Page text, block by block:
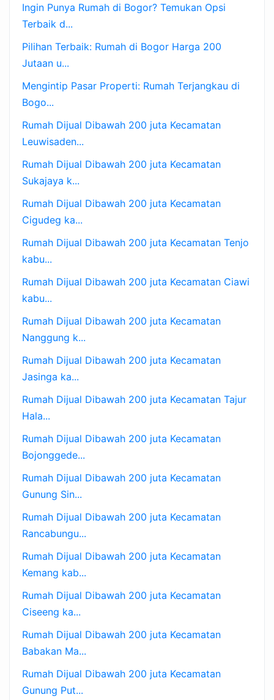
Ingin Punya Rumah di Bogor? Temukan Opsi
Terbaik d...
Pilihan Terbaik: Rumah di Bogor Harga 200
Jutaan u...
Mengintip Pasar Properti: Rumah Terjangkau di
Bogo...
Rumah Dijual Dibawah 200 juta Kecamatan
Leuwisaden...
Rumah Dijual Dibawah 200 juta Kecamatan
Sukajaya k...
Rumah Dijual Dibawah 200 juta Kecamatan
Cigudeg ka...
Rumah Dijual Dibawah 200 juta Kecamatan Tenjo
kabu...
Rumah Dijual Dibawah 200 juta Kecamatan Ciawi
kabu...
Rumah Dijual Dibawah 200 juta Kecamatan
Nanggung k...
Rumah Dijual Dibawah 200 juta Kecamatan
Jasinga ka...
Rumah Dijual Dibawah 200 juta Kecamatan Tajur
Hala...
Rumah Dijual Dibawah 200 juta Kecamatan
Bojonggede...
Rumah Dijual Dibawah 200 juta Kecamatan
Gunung Sin...
Rumah Dijual Dibawah 200 juta Kecamatan
Rancabungu...
Rumah Dijual Dibawah 200 juta Kecamatan
Kemang kab...
Rumah Dijual Dibawah 200 juta Kecamatan
Ciseeng ka...
Rumah Dijual Dibawah 200 juta Kecamatan
Babakan Ma...
Rumah Dijual Dibawah 200 juta Kecamatan
Gunung Put...